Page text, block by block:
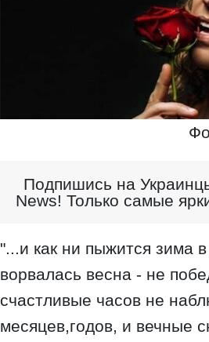
Подпишись на
News! Только самые
"...и как ни пыжится зима
ворвалась весна - не
счастливые часов не
месяцев,годов, и вечные